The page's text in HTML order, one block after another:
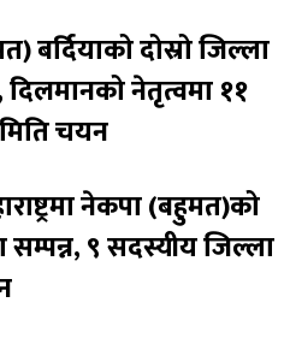
बर्दियाको दोस्रो जिल्ला
दिलमानको नेतृत्वमा ११
चयन
नेकपा (बहुमत)को
९ सदस्यीय जिल्ला